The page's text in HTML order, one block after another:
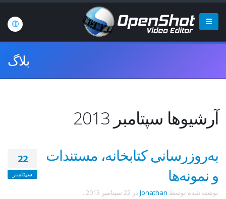
بلاگ
آرشیوها سپتامبر 2013
22
سپتامبر
به‌روزرسانی کتابخانه، مستندات
و نمونه‌ها
نوشته شده توسط Jonathan در 22 سپتامبر 2013 .